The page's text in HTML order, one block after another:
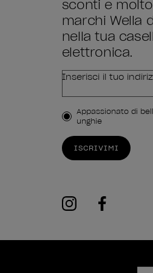
sconti e
marchi Wella
nella tua
elettronica.
Inserisci il tuo
Tipo di cliente
Appassionato di
unghie
ISCRIVIMI